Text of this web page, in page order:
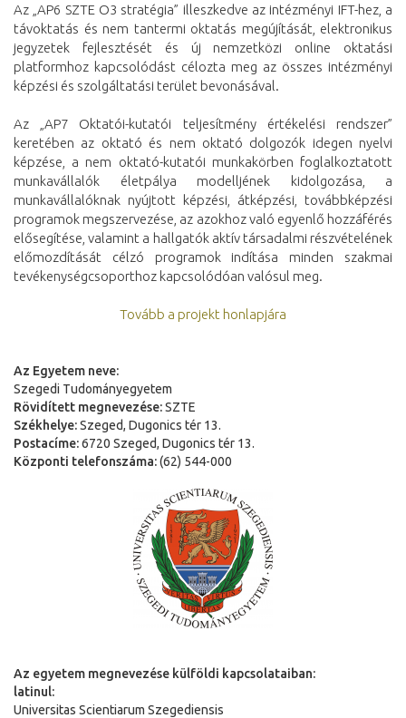
Az „AP6 SZTE O3 stratégia” illeszkedve az intézményi IFT-hez, a
távoktatás és nem tantermi oktatás megújítását, elektronikus
jegyzetek fejlesztését és új nemzetközi online oktatási
platformhoz kapcsolódást célozta meg az összes intézményi
képzési és szolgáltatási terület bevonásával.
Az „AP7 Oktatói-kutatói teljesítmény értékelési rendszer”
keretében az oktató és nem oktató dolgozók idegen nyelvi
képzése, a nem oktató-kutatói munkakörben foglalkoztatott
munkavállalók életpálya modelljének kidolgozása, a
munkavállalóknak nyújtott képzési, átképzési, továbbképzési
programok megszervezése, az azokhoz való egyenlő hozzáférés
elősegítése, valamint a hallgatók aktív társadalmi részvételének
előmozdítását célzó programok indítása minden szakmai
tevékenységcsoporthoz kapcsolódóan valósul meg.
Tovább a projekt honlapjára
Az Egyetem neve:
Szegedi Tudományegyetem
Rövidített megnevezése:SZTE
Székhelye:Szeged, Dugonics tér 13.
Postacíme:6720 Szeged, Dugonics tér 13.
Központi telefonszáma:(62) 544-000
Az egyetem megnevezése külföldi kapcsolataiban:
latinul:
Universitas Scientiarum Szegediensis